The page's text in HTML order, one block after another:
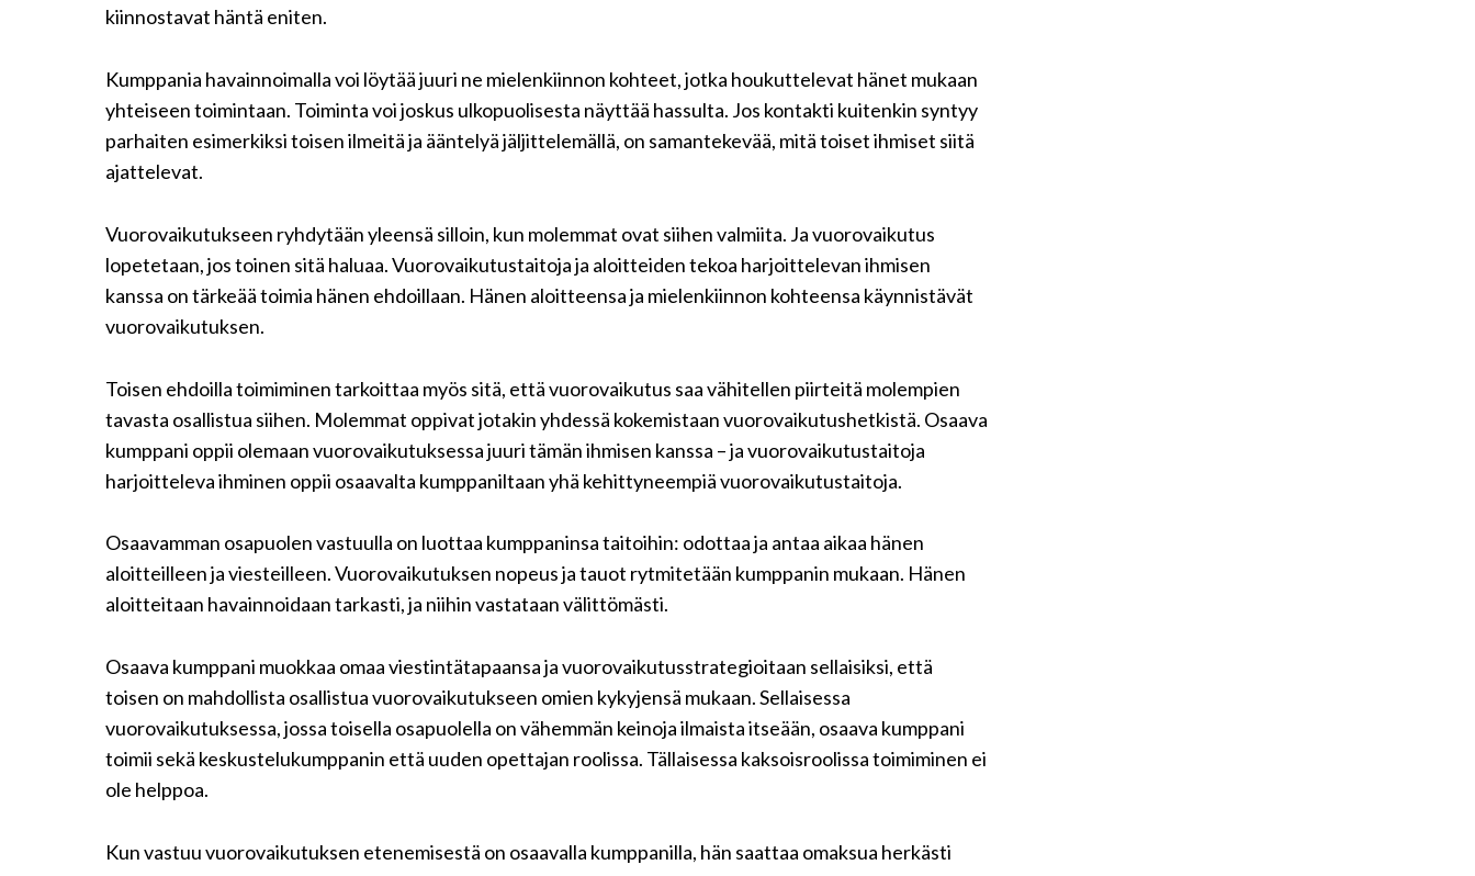
kiinnostavat häntä eniten.
Kumppania havainnoimalla voi löytää juuri ne mielenkiinnon kohteet, jotka houkuttelevat hänet mukaan
yhteiseen toimintaan. Toiminta voi joskus ulkopuolisesta näyttää hassulta. Jos kontakti kuitenkin syntyy
parhaiten esimerkiksi toisen ilmeitä ja ääntelyä jäljittelemällä, on samantekevää, mitä toiset ihmiset siitä
ajattelevat.
Vuorovaikutukseen ryhdytään yleensä silloin, kun molemmat ovat siihen valmiita. Ja vuorovaikutus
lopetetaan, jos toinen sitä haluaa. Vuorovaikutustaitoja ja aloitteiden tekoa harjoittelevan ihmisen
kanssa on tärkeää toimia hänen ehdoillaan. Hänen aloitteensa ja mielenkiinnon kohteensa käynnistävät
vuorovaikutuksen.
Toisen ehdoilla toimiminen tarkoittaa myös sitä, että vuorovaikutus saa vähitellen piirteitä molempien
tavasta osallistua siihen. Molemmat oppivat jotakin yhdessä kokemistaan vuorovaikutushetkistä. Osaava
kumppani oppii olemaan vuorovaikutuksessa juuri tämän ihmisen kanssa – ja vuorovaikutustaitoja
harjoitteleva ihminen oppii osaavalta kumppaniltaan yhä kehittyneempiä vuorovaikutustaitoja.
Osaavamman osapuolen vastuulla on luottaa kumppaninsa taitoihin: odottaa ja antaa aikaa hänen
aloitteilleen ja viesteilleen. Vuorovaikutuksen nopeus ja tauot rytmitetään kumppanin mukaan. Hänen
aloitteitaan havainnoidaan tarkasti, ja niihin vastataan välittömästi.
Osaava kumppani muokkaa omaa viestintätapaansa ja vuorovaikutusstrategioitaan sellaisiksi, että
toisen on mahdollista osallistua vuorovaikutukseen omien kykyjensä mukaan. Sellaisessa
vuorovaikutuksessa, jossa toisella osapuolella on vähemmän keinoja ilmaista itseään, osaava kumppani
toimii sekä keskustelukumppanin että uuden opettajan roolissa. Tällaisessa kaksoisroolissa toimiminen ei
ole helppoa.
Kun vastuu vuorovaikutuksen etenemisestä on osaavalla kumppanilla, hän saattaa omaksua herkästi